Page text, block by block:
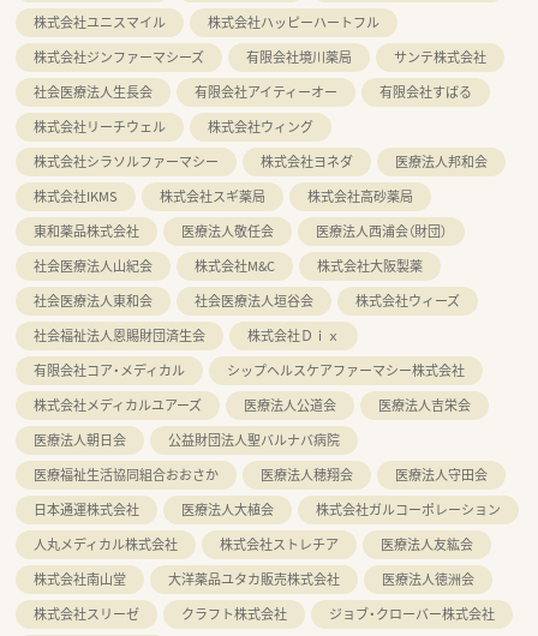
株式会社ユニスマイル
株式会社ハッピーハートフル
株式会社ジンファーマシーズ
有限会社境川薬局
サンテ株式会社
社会医療法人生長会
有限会社アイティーオー
有限会社すばる
株式会社リーチウェル
株式会社ウィング
株式会社シラソルファーマシー
株式会社ヨネダ
医療法人邦和会
株式会社IKMS
株式会社スギ薬局
株式会社高砂薬局
東和薬品株式会社
医療法人敬任会
医療法人西浦会（財団）
社会医療法人山紀会
株式会社M&C
株式会社大阪製薬
社会医療法人東和会
社会医療法人垣谷会
株式会社ウィーズ
社会福祉法人恩賜財団済生会
株式会社Ｄｉｘ
有限会社コア・メディカル
シップヘルスケアファーマシー株式会社
株式会社メディカルユアーズ
医療法人公道会
医療法人吉栄会
医療法人朝日会
公益財団法人聖バルナバ病院
医療福祉生活協同組合おおさか
医療法人穂翔会
医療法人守田会
日本通運株式会社
医療法人大植会
株式会社ガルコーポレーション
人丸メディカル株式会社
株式会社ストレチア
医療法人友紘会
株式会社南山堂
大洋薬品ユタカ販売株式会社
医療法人徳洲会
株式会社スリーゼ
クラフト株式会社
ジョブ・クローバー株式会社